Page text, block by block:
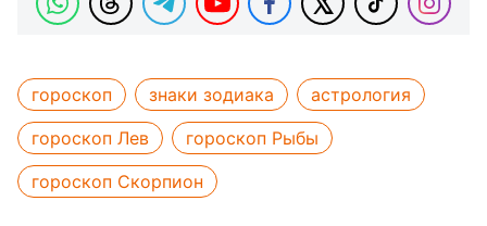
гороскоп знаки зодиака
астрология
гороскоп Лев
гороскоп Рыбы
гороскоп Скорпион